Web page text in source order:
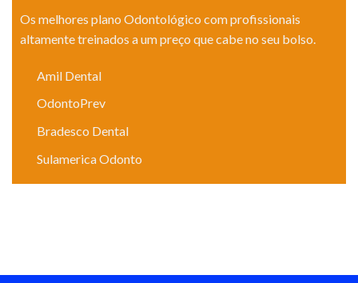
Os melhores plano Odontológico com profissionais
altamente treinados a um preço que cabe no seu bolso.
Amil Dental
OdontoPrev
Bradesco Dental
Sulamerica Odonto